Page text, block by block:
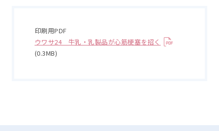
印刷用PDF
ウワサ24 牛乳・乳製品が心筋梗塞を招く
(0.3MB)